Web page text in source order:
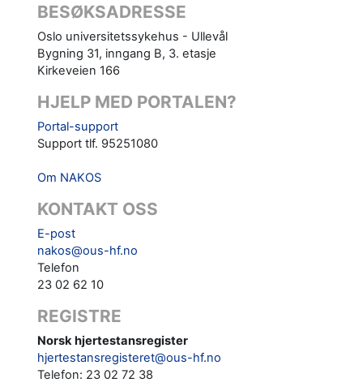
BESØKSADRESSE
Oslo universitetssykehus - Ullevål
Bygning 31, inngang B, 3. etasje
Kirkeveien 166
HJELP MED PORTALEN?
Portal-support
Support tlf. 95251080
Om NAKOS
KONTAKT OSS
E-post
nakos@ous-hf.no
Telefon
23 02 62 10
REGISTRE
Norsk hjertestansregister
hjertestansregisteret@ous-hf.no
Telefon: 23 02 72 38